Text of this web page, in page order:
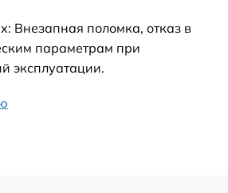
Внезапная поломка, отказ в
параметрам при
эксплуатации.